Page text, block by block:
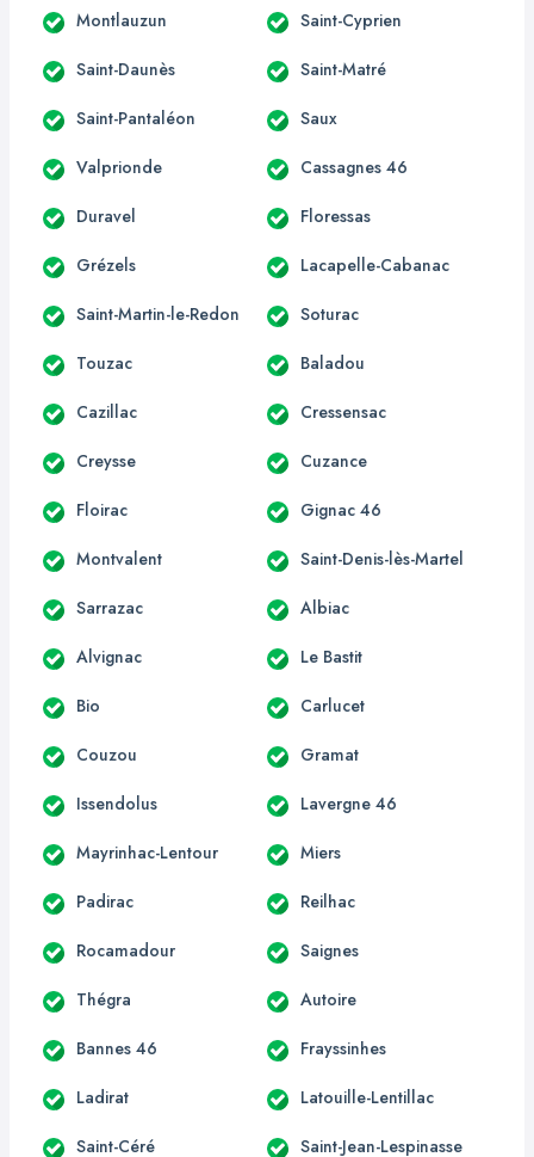
Montlauzun Saint-Cyprien
Saint-Daunès Saint-Matré
Saint-Pantaléon Saux
Valprionde Cassagnes 46
Duravel Floressas
Grézels Lacapelle-Cabanac
Saint-Martin-le-Redon Soturac
Touzac Baladou
Cazillac Cressensac
Creysse Cuzance
Floirac Gignac 46
Montvalent Saint-Denis-lès-Martel
Sarrazac Albiac
Alvignac Le Bastit
Bio Carlucet
Couzou Gramat
Issendolus Lavergne 46
Mayrinhac-Lentour Miers
Padirac Reilhac
Rocamadour Saignes
Thégra Autoire
Bannes 46 Frayssinhes
Ladirat Latouille-Lentillac
Saint-Céré Saint-Jean-Lespinasse